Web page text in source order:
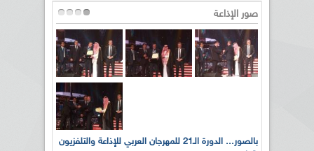
صور الإذاعة
بالصور... الدورة الـ21 للمهرجان العربي للإذاعة والتلفزيون